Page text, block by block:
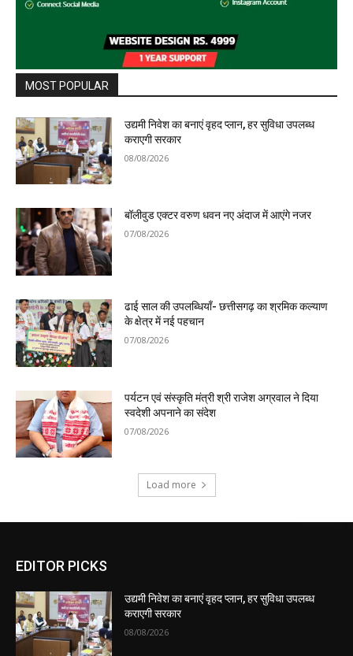
MOST POPULAR
उद्यमी निवेश का बनाएं वृहद प्लान, हर सुविधा उपलब्ध
कराएगी सरकार
08/08/2026
बॉलीवुड एक्टर वरुण धवन नए अंदाज में आएंगे नजर
07/08/2026
ढाई साल की उपलब्धियाँ- छत्तीसगढ़ का श्रमिक कल्याण
के क्षेत्र में नई पहचान
07/08/2026
पर्यटन एवं संस्कृति मंत्री श्री राजेश अग्रवाल ने दिया
स्वदेशी अपनाने का संदेश
07/08/2026
Load more
EDITOR PICKS
उद्यमी निवेश का बनाएं वृहद प्लान, हर सुविधा उपलब्ध
कराएगी सरकार
08/08/2026